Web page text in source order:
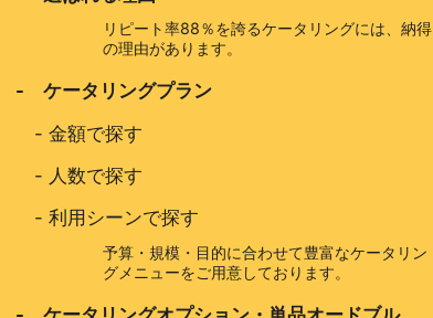
リピート率88％を誇るケータリングには、納得
の理由があります。
- ケータリングプラン
- 金額で探す
- 人数で探す
- 利用シーンで探す
予算・規模・目的に合わせて豊富なケータリン
グメニューをご用意しております。